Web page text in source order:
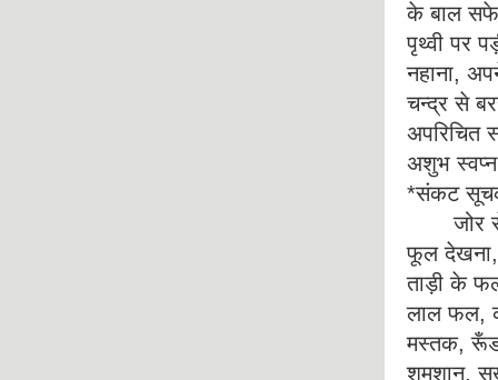
के बाल
पृथ्वी पर
नहाना,
चन्द्र से
अपरिचित
अशुभ स्वप्न
*संकट
जोर से
फूल देखना,
ताड़ी के
लाल फल,
मस्तक,
शमशान,